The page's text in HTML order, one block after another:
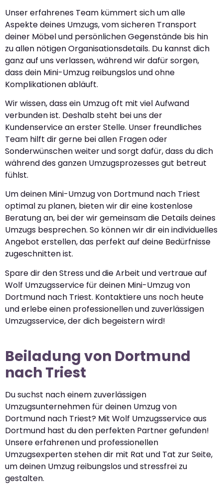
Unser erfahrenes Team kümmert sich um alle
Aspekte deines Umzugs, vom sicheren Transport
deiner Möbel und persönlichen Gegenstände bis hin
zu allen nötigen Organisationsdetails. Du kannst dich
ganz auf uns verlassen, während wir dafür sorgen,
dass dein Mini-Umzug reibungslos und ohne
Komplikationen abläuft.
Wir wissen, dass ein Umzug oft mit viel Aufwand
verbunden ist. Deshalb steht bei uns der
Kundenservice an erster Stelle. Unser freundliches
Team hilft dir gerne bei allen Fragen oder
Sonderwünschen weiter und sorgt dafür, dass du dich
während des ganzen Umzugsprozesses gut betreut
fühlst.
Um deinen Mini-Umzug von Dortmund nach Triest
optimal zu planen, bieten wir dir eine kostenlose
Beratung an, bei der wir gemeinsam die Details deines
Umzugs besprechen. So können wir dir ein individuelles
Angebot erstellen, das perfekt auf deine Bedürfnisse
zugeschnitten ist.
Spare dir den Stress und die Arbeit und vertraue auf
Wolf Umzugsservice für deinen Mini-Umzug von
Dortmund nach Triest. Kontaktiere uns noch heute
und erlebe einen professionellen und zuverlässigen
Umzugsservice, der dich begeistern wird!
Beiladung von Dortmund
nach Triest
Du suchst nach einem zuverlässigen
Umzugsunternehmen für deinen Umzug von
Dortmund nach Triest? Mit Wolf Umzugsservice aus
Dortmund hast du den perfekten Partner gefunden!
Unsere erfahrenen und professionellen
Umzugsexperten stehen dir mit Rat und Tat zur Seite,
um deinen Umzug reibungslos und stressfrei zu
gestalten.